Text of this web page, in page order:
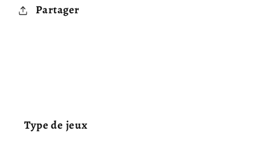
Partager
Type de jeux